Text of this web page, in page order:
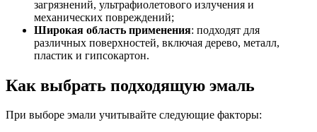
загрязнений, ультрафиолетового излучения и
механических повреждений;
Широкая область применения: подходят для
различных поверхностей, включая дерево, металл,
пластик и гипсокартон.
Как выбрать подходящую эмаль
При выборе эмали учитывайте следующие факторы: